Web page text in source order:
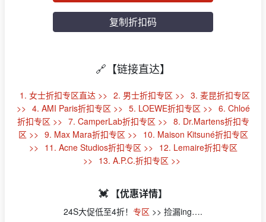
复制折扣码
🔗【链接直达】
1. 女士折扣专区直达 >> 2. 男士折扣专区 >> 3. 麦昆折扣专区
>> 4. AMI Paris折扣专区 >> 5. LOEWE折扣专区 >> 6. Chloé
折扣专区 >> 7. CamperLab折扣专区 >> 8. Dr.Martens折扣专
区 >> 9. Max Mara折扣专区 >> 10. Maison Kitsuné折扣专区
>> 11. Acne Studios折扣专区 >> 12. Lemaire折扣专区
>> 13. A.P.C.折扣专区 >>
💓 【优惠详情】
24S大促低至4折！ 专区 >> 捡漏ing….